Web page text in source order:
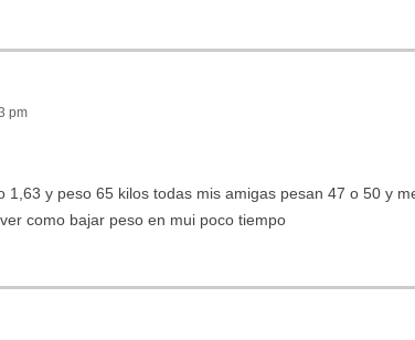
pm
y peso 65 kilos todas mis amigas pesan 47 o 50 y
como bajar peso en mui poco tiempo